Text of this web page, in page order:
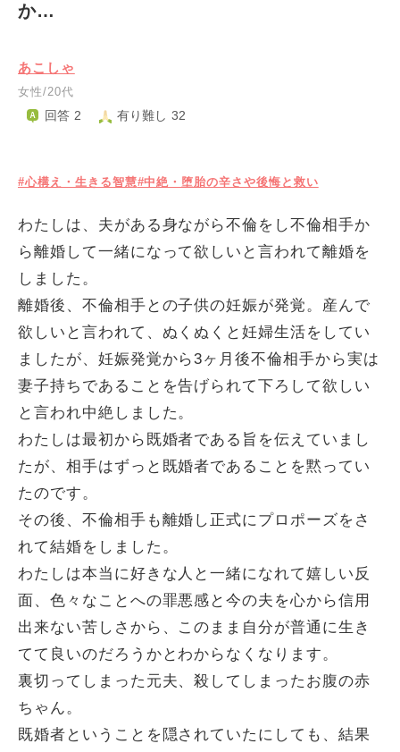
か…
あこしゃ
女性/20代
回答 2 有り難し 32
#心構え・生きる智慧#中絶・堕胎の辛さや後悔と救い
わたしは、夫がある身ながら不倫をし不倫相手か
ら離婚して一緒になって欲しいと言われて離婚を
しました。
離婚後、不倫相手との子供の妊娠が発覚。産んで
欲しいと言われて、ぬくぬくと妊婦生活をしてい
ましたが、妊娠発覚から3ヶ月後不倫相手から実は
妻子持ちであることを告げられて下ろして欲しい
と言われ中絶しました。
わたしは最初から既婚者である旨を伝えていまし
たが、相手はずっと既婚者であることを黙ってい
たのです。
その後、不倫相手も離婚し正式にプロポーズをさ
れて結婚をしました。
わたしは本当に好きな人と一緒になれて嬉しい反
面、色々なことへの罪悪感と今の夫を心から信用
出来ない苦しさから、このまま自分が普通に生き
てて良いのだろうかとわからなくなります。
裏切ってしまった元夫、殺してしまったお腹の赤
ちゃん。
既婚者ということを隠されていたにしても、結果